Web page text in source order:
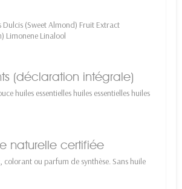
Dulcis (Sweet Almond) Fruit Extract
Limonene Linalool
(déclaration intégrale)
huiles essentielles huiles essentielles huiles
naturelle certifiée
colorant ou parfum de synthèse. Sans huile